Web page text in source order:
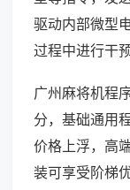
驱动内部微型
过程中进行干
广州麻将机程
分，基础通用
价格上浮，高
装可享受阶梯优